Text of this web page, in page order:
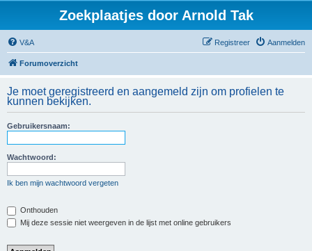
Zoekplaatjes door Arnold Tak
V&A Aanmelden
Registreer
Forumoverzicht
Je moet geregistreerd en aangemeld zijn om profielen te
kunnen bekijken.
Gebruikersnaam:
Wachtwoord:
Ik ben mijn wachtwoord vergeten
Onthouden
Mij deze sessie niet weergeven in de lijst met online gebruikers